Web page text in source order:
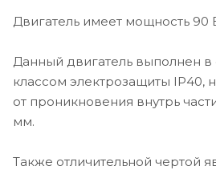
Двигатель имеет мощность 90
Данный двигатель выполнен в
классом электрозащиты IP40,
от проникновения внутрь
мм.
Также отличительной чертой